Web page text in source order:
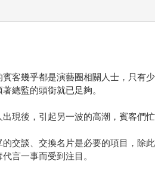
客幾乎都是演藝圈相關人士，只有
總監的頭銜就已足夠。
現後，引起另一波的高潮，賓客們
交談、交換名片是必要的項目，
言一事而受到注目。